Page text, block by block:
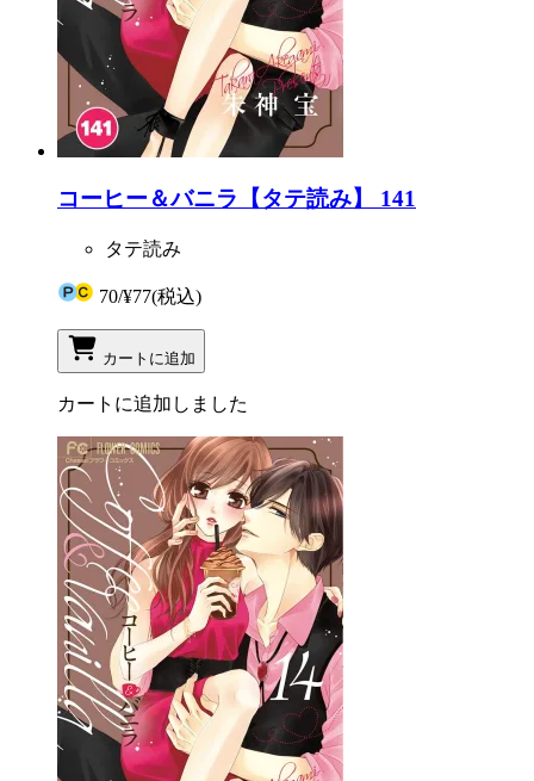
コーヒー＆バニラ【タテ読み】 141
タテ読み
70/¥77(税込)
カートに追加
カートに追加しました